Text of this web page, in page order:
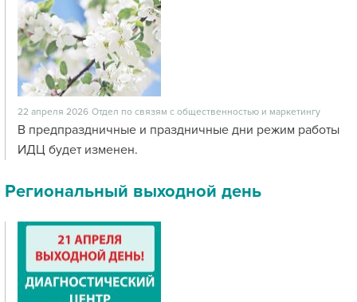
22 апреля 2026 Отдел по связям с общественностью и маркетингу
В предпраздничные и праздничные дни режим работы
ИДЦ будет изменен.
Региональный выходной день